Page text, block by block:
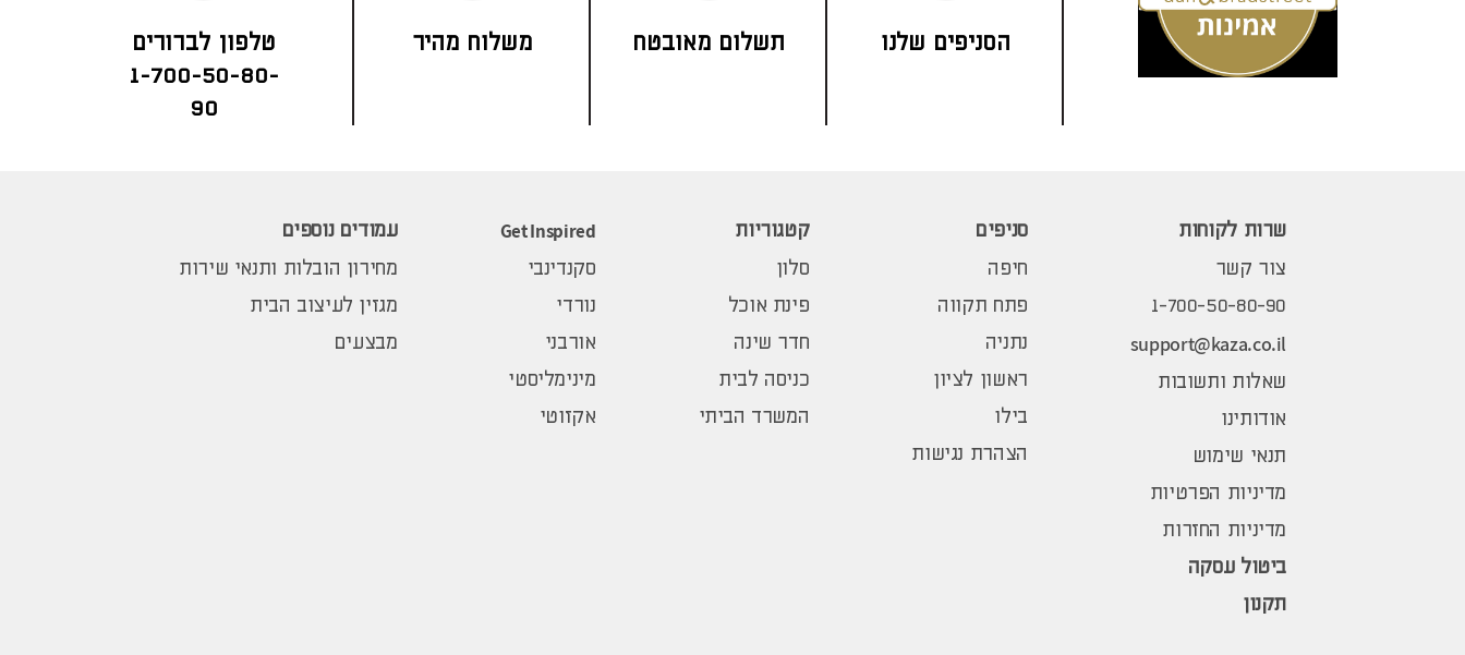
הסניפים שלנו תשלום מאובטח משלוח מהיר
1-700-50-80-
90
שרות לקוחות
צור קשר
1-700-50-80-90
support@kaza.co.il
שאלות ותשובות
אודותינו
תנאי שימוש
מדיניות הפרטיות
מדיניות החזרות
ביטול עסקה
תקנון
סניפים
חיפה
פתח תקווה
נתניה
ראשון לציון
בילו
הצהרת נגישות
קטגוריות
סלון
פינת אוכל
חדר שינה
כניסה לבית
המשרד הביתי
Get Inspired
סקנדינבי
נורדי
אורבני
מינימליסטי
אקזוטי
עמודים נוספים
מחירון הובלות ותנאי שירות
מגזין לעיצוב הבית
מבצעים